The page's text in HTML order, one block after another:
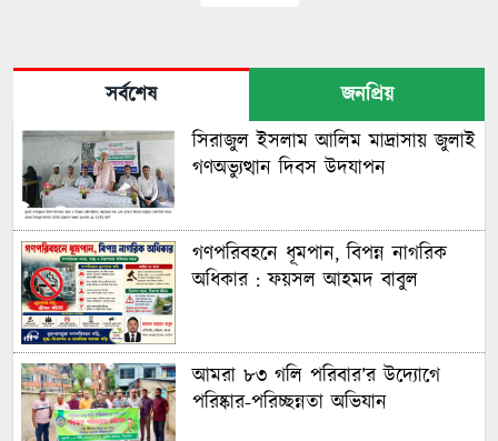
সর্বশেষ
জনপ্রিয়
সিরাজুল ইসলাম আলিম মাদ্রাসায় জুলাই
গণঅভ্যুত্থান দিবস উদযাপন
গণপরিবহনে ধূমপান, বিপন্ন নাগরিক
অধিকার : ফয়সল আহমদ বাবুল
আমরা ৮৩ গলি পরিবার’র উদ্যোগে
পরিষ্কার-পরিচ্ছন্নতা অভিযান